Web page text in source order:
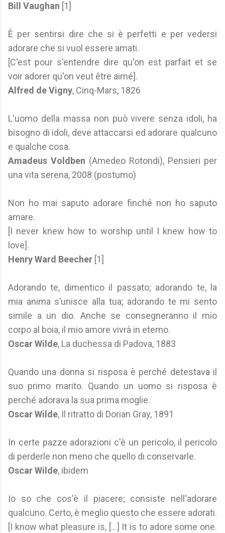
Bill Vaughan [1]
È per sentirsi dire che si è perfetti e per vedersi
adorare che si vuol essere amati.
[C'est pour s'entendre dire qu'on est parfait et se
voir adorer qu'on veut être aimé].
Alfred de Vigny, Cinq-Mars, 1826
L'uomo della massa non può vivere senza idoli, ha
bisogno di idoli, deve attaccarsi ed adorare qualcuno
e qualche cosa.
Amadeus Voldben (Amedeo Rotondi), Pensieri per
una vita serena, 2008 (postumo)
Non ho mai saputo adorare finché non ho saputo
amare.
[I never knew how to worship until I knew how to
love].
Henry Ward Beecher [1]
Adorando te, dimentico il passato; adorando te, la
mia anima s’unisce alla tua; adorando te mi sento
simile a un dio. Anche se consegneranno il mio
corpo al boia, il mio amore vivrà in eterno.
Oscar Wilde, La duchessa di Padova, 1883
Quando una donna si risposa è perché detestava il
suo primo marito. Quando un uomo si risposa è
perché adorava la sua prima moglie.
Oscar Wilde, Il ritratto di Dorian Gray, 1891
In certe pazze adorazioni c'è un pericolo, il pericolo
di perderle non meno che quello di conservarle.
Oscar Wilde, ibidem
Io so che cos'è il piacere; consiste nell'adorare
qualcuno. Certo, è meglio questo che essere adorati.
[I know what pleasure is, [...] It is to adore some one.